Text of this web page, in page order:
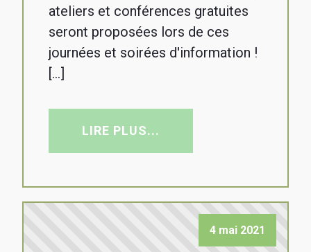
ateliers et conférences gratuites
seront proposées lors de ces
journées et soirées d'information !
[…]
LIRE PLUS...
4 mai 2021